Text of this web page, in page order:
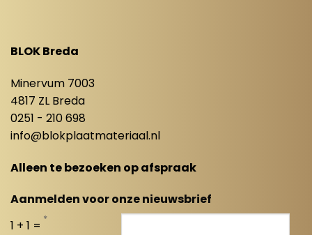
BLOK Breda
Minervum 7003
4817 ZL Breda
0251 - 210 698
info@blokplaatmateriaal.nl
Alleen te bezoeken op afspraak
Aanmelden voor onze nieuwsbrief
1 + 1 = *